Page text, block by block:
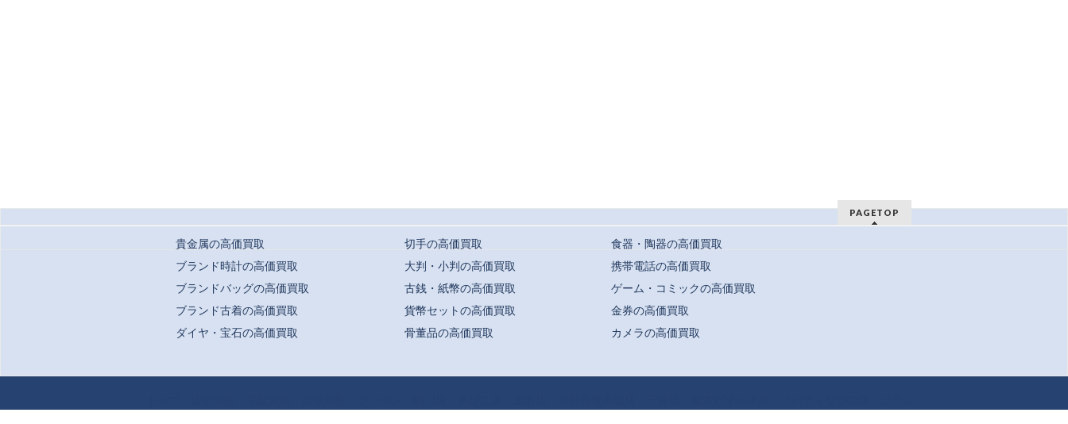
貴金属の高価買取
ブランド時計の高価買取
ブランドバッグの高価買取
ブランド古着の高価買取
ダイヤ・宝石の高価買取
切手の高価買取
大判・小判の高価買取
古銭・紙幣の高価買取
貨幣セットの高価買取
骨董品の高価買取
食器・陶器の高価買取
携帯電話の高価買取
ゲーム・コミックの高価買取
金券の高価買取
カメラの高価買取
PAGETOP